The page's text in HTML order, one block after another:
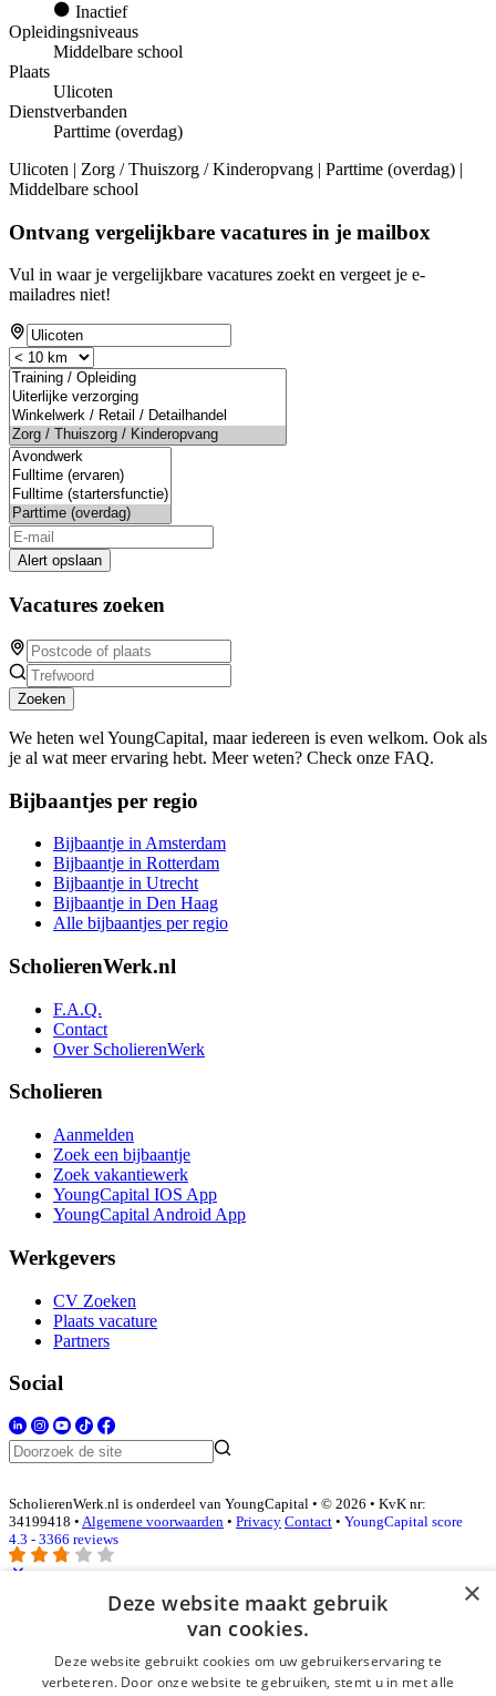
Inactief
Opleidingsniveaus
Middelbare school
Plaats
Ulicoten
Dienstverbanden
Parttime (overdag)
Ulicoten | Zorg / Thuiszorg / Kinderopvang | Parttime (overdag) |
Middelbare school
Ontvang vergelijkbare vacatures in je mailbox
Vul in waar je vergelijkbare vacatures zoekt en vergeet je e-
mailadres niet!
Alert opslaan
Vacatures zoeken
Zoeken
We heten wel YoungCapital, maar iedereen is even welkom. Ook als
je al wat meer ervaring hebt. Meer weten? Check onze FAQ.
Bijbaantjes per regio
Bijbaantje in Amsterdam
Bijbaantje in Rotterdam
Bijbaantje in Utrecht
Bijbaantje in Den Haag
Alle bijbaantjes per regio
ScholierenWerk.nl
F.A.Q.
Contact
Over ScholierenWerk
Scholieren
Aanmelden
Zoek een bijbaantje
Zoek vakantiewerk
YoungCapital IOS App
YoungCapital Android App
Werkgevers
CV Zoeken
Plaats vacature
Partners
Social
ScholierenWerk.nl is onderdeel van YoungCapital • © 2026 • KvK nr:
34199418 • Algemene voorwaarden • Privacy Contact • YoungCapital score
4.3 - 3366 reviews
Inloggen als bedrijf
E-mail*
×
Deze website maakt gebruik
van cookies.
Deze website gebruikt cookies om uw gebruikerservaring te
verbeteren. Door onze website te gebruiken, stemt u in met alle